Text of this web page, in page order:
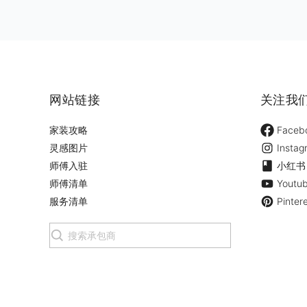
网站链接
家装攻略
灵感图片
师傅入驻
师傅清单
服务清单
关注我
小红书